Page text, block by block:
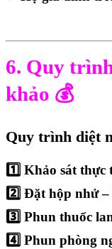
6. Quy
khảo 💰
Quy trình diệt
1️⃣ Khảo sát
2️⃣ Đặt hộp nhử
3️⃣ Phun thuốc
4️⃣ Phun phòng